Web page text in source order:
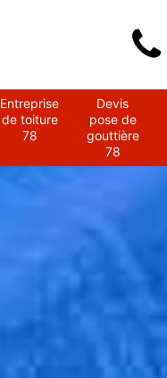
Entreprise
de toiture
78
Devis
pose de
gouttière
78